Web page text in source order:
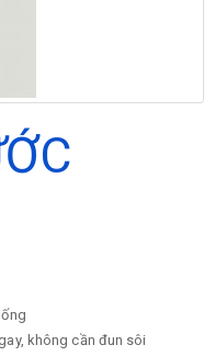
không cần đun sôi